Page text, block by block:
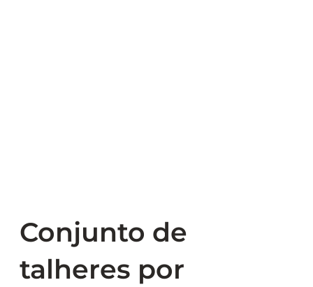
Conjunto de
talheres por